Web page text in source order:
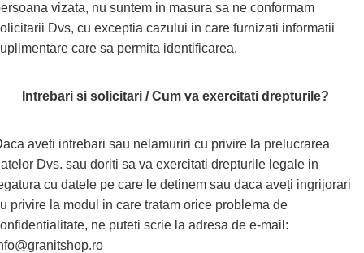
vizata, nu suntem in masura sa ne conformam
Dvs, cu exceptia cazului in care furnizati informatii
care sa permita identificarea.
Intrebari si solicitari / Cum va exercitati drepturile?
aveti intrebari sau nelamuriri cu privire la prelucrarea
Dvs. sau doriti sa va exercitati drepturile legale in
cu datele pe care le detinem sau daca aveți ingrijorari
privire la modul in care tratam orice problema de
ne puteti scrie la adresa de e-mail: